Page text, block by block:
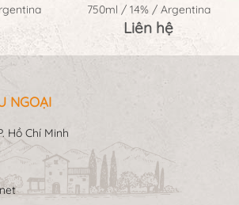
750ml / 14% / Argentina
Liên hệ
NGOẠI
Hồ Chí Minh